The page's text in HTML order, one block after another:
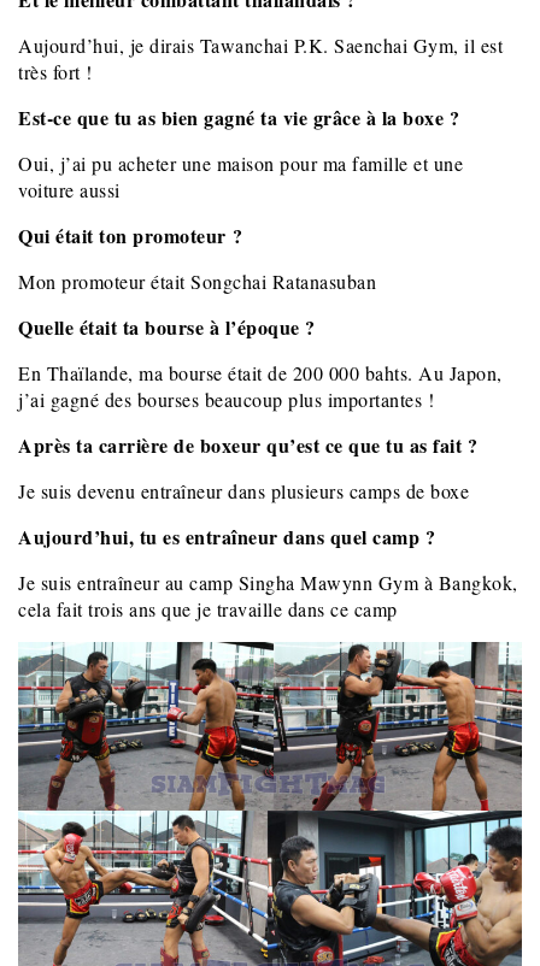
Aujourd’hui, je dirais Tawanchai P.K. Saenchai Gym, il est
très fort !
Est-ce que tu as bien gagné ta vie grâce à la boxe ?
Oui, j’ai pu acheter une maison pour ma famille et une
voiture aussi
Qui était ton promoteur ?
Mon promoteur était Songchai Ratanasuban
Quelle était ta bourse à l’époque ?
En Thaïlande, ma bourse était de 200 000 bahts. Au Japon,
j’ai gagné des bourses beaucoup plus importantes !
Après ta carrière de boxeur qu’est ce que tu as fait ?
Je suis devenu entraîneur dans plusieurs camps de boxe
Aujourd’hui, tu es entraîneur dans quel camp ?
Je suis entraîneur au camp Singha Mawynn Gym à Bangkok,
cela fait trois ans que je travaille dans ce camp